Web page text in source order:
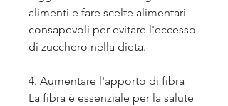
alimenti e fare scelte alimentari
consapevoli per evitare l'eccesso
di zucchero nella dieta.
4. Aumentare l'apporto di fibra
La fibra è essenziale per la salute